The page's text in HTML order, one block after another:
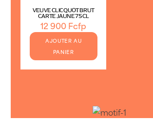
VEUVE CLICQUOT BRUT
CARTE JAUNE 75CL
12 900Fcfp
AJOUTER AU
PANIER